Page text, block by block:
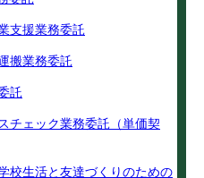
支援業務委託
搬業務委託
託
チェック業務委託（単価契
校生活と友達づくりのための